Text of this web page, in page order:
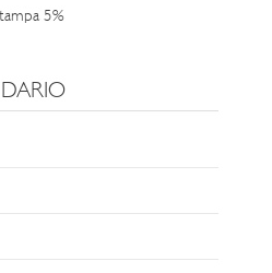
5%